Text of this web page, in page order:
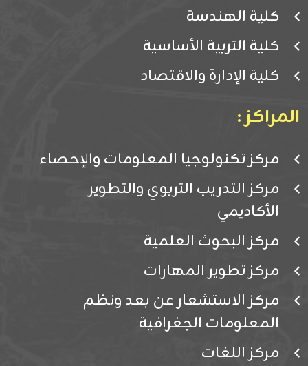
كلية الهندسة
كلية التربية الأساسية
كلية الإدارة والاقتصاد
المراكز :
مركز تكنولوجيا المعلومات والإحصاء
مركز التدريب التربوي والتطوير
الأكاديمي
مركز البحوث العلمية
مركز تطوير المهارات
مركز الاستشعار عن بعد ونظم
المعلومات الجغرافية
مركز اللغات